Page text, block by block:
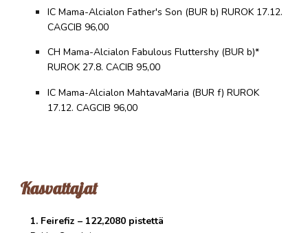
IC Mama-Alcialon Father's Son (BUR b) RUROK 17.12.
CAGCIB 96,00
CH Mama-Alcialon Fabulous Fluttershy (BUR b)*
RUROK 27.8. CACIB 95,00
IC Mama-Alcialon MahtavaMaria (BUR f) RUROK
17.12. CAGCIB 96,00
Kasvattajat
1. Feirefiz – 122,2080 pistettä